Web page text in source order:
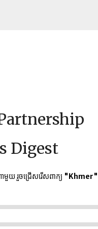
Digest
យ​ រួចជ្រើសរើសពាក្យ "Khmer"